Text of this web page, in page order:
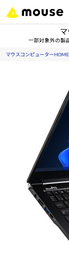
一部対象外の製
マウスコンピューターHOME